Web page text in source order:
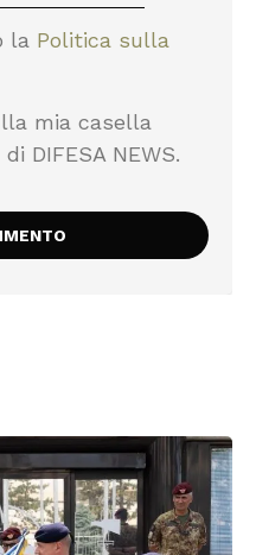
la Politica sulla
mia casella
DIFESA NEWS.